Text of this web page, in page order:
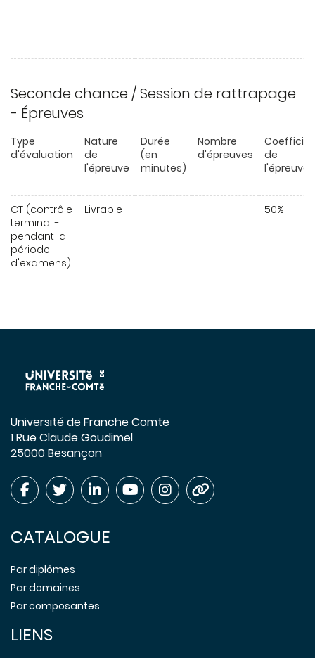
Seconde chance / Session de rattrapage
- Épreuves
Type
d'évaluation
Nature
de
l'épreuve
Durée
(en
minutes)
Nombre
d'épreuves
de
l'épreuve
CT (contrôle
terminal -
pendant la
période
d'examens)
Livrable 50%
Université de Franche Comte
1 Rue Claude Goudimel
25000 Besançon
CATALOGUE
Par diplômes
Par domaines
Par composantes
LIENS